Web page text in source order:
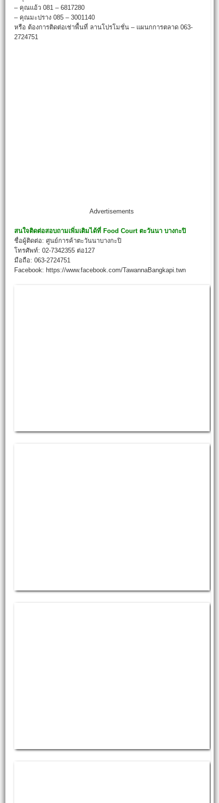
– คุณแอ้ว 081 – 6817280
– คุณมะปราง 085 – 3001140
หรือ ต้องการติดต่อเช่าพื้นที่ ลานโปรโมชั่น – แผนกการตลาด 063-
2724751
Advertisements
สนใจติดต่อสอบถามเพิ่มเติมได้ที่ Food Court ตะวันนา บางกะปิ
ชื่อผู้ติดต่อ: ศูนย์การค้าตะวันนาบางกะปิ
โทรศัพท์: 02-7342355 ต่อ127
มือถือ: 063-2724751
Facebook: https://www.facebook.com/TawannaBangkapi.twn